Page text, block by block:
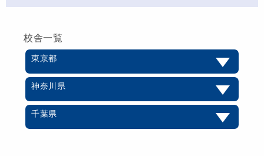
校舎一覧
東京都
神奈川県
千葉県